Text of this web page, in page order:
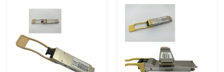
Moduł optyczny 400G/800G
Moduł 100G QSFP28